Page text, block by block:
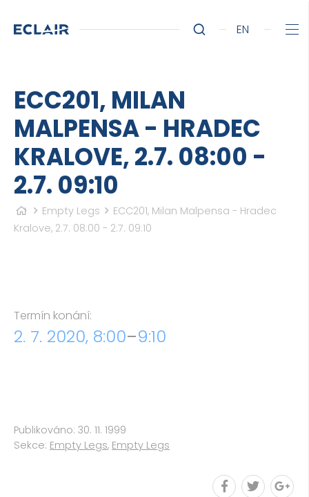
EN
ECC201, MILAN
MALPENSA - HRADEC
KRALOVE, 2.7. 08:00 -
2.7. 09:10
Empty Legs
ECC201, Milan Malpensa - Hradec
Kralove, 2.7. 08:00 - 2.7. 09:10
Termín konání:
2. 7. 2020, 8:00–9:10
Publikováno: 30. 11. 1999
Sekce: Empty Legs, Empty Legs